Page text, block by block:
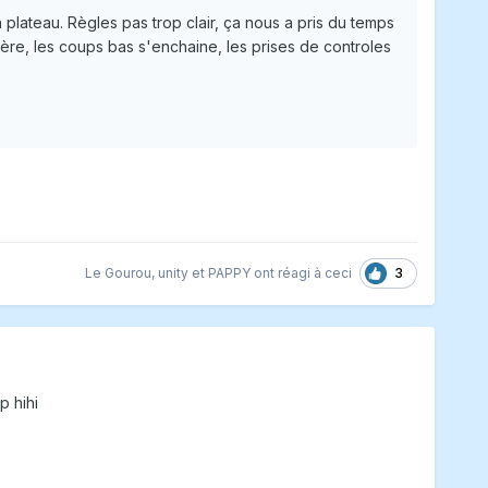
Règles pas trop clair, ça nous a pris du temps
les coups bas s'enchaine, les prises de controles
Le Gourou, unity et PAPPY ont réagi à ceci 3
hihi